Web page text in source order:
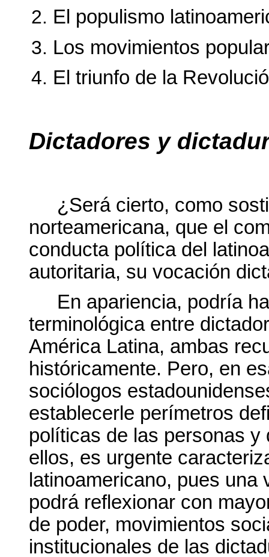
El populismo
Los movimientos
El triunfo de la
Dictadores y
¿Será cierto, como
norteamericana, que el
conducta política del
autoritaria, su vocación
En apariencia, podría
terminológica entre
América Latina, ambas
históricamente. Pero, en
sociólogos
establecerle perímetros
políticas de las personas
ellos, es urgente
latinoamericano, pues
podrá reflexionar con
de poder, movimientos
institucionales de las